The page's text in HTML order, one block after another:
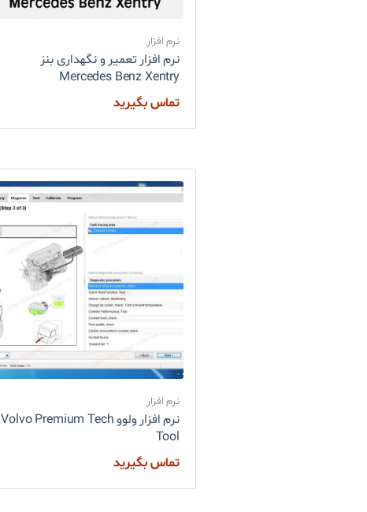
نرم افزار
نرم افزار تعمیر و نگهداری بنز
Mercedes Benz Xentry
تماس بگیرید
نرم افزار
نرم افزار ولوو Volvo Premium Tech
Tool
تماس بگیرید